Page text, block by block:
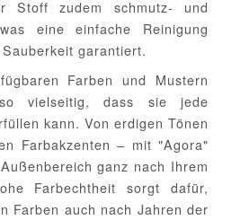
Stoff zudem schmutz- und
eine einfache Reinigung
garantiert.
Farben und Mustern
vielseitig, dass sie jede
kann. Von erdigen Tönen
Farbakzenten – mit "Agora"
ganz nach Ihrem
Farbechtheit sorgt dafür,
Farben auch nach Jahren der